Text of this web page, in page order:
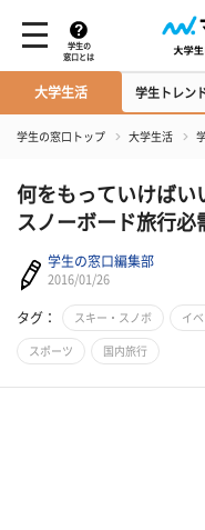
学生の
窓口とは
大学生活 学生トレン
学生の窓口トップ 大学生活
何をもっていけばい
スノーボード旅行必
学生の窓口編集部
2016/01/26
タグ： スキー・スノボ イ
スポーツ 国内旅行